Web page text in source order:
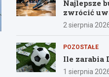
Najlepsze
zwrócić
2 sierpnia
POZOSTAŁE
Ile zarabia
1 sierpnia